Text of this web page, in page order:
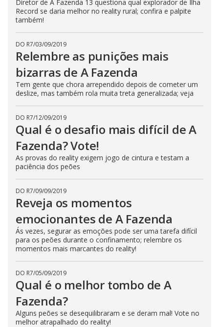
Diretor de A Fazenda 13 questiona qual explorador de Ilha
Record se daria melhor no reality rural; confira e palpite
também!
DO R7/03/09/2019
Relembre as punições mais
bizarras de A Fazenda
Tem gente que chora arrependido depois de cometer um
deslize, mas também rola muita treta generalizada; veja
DO R7/12/09/2019
Qual é o desafio mais difícil de A
Fazenda? Vote!
As provas do reality exigem jogo de cintura e testam a
paciência dos peões
DO R7/09/09/2019
Reveja os momentos
emocionantes de A Fazenda
Ás vezes, segurar as emoções pode ser uma tarefa difícil
para os peões durante o confinamento; relembre os
momentos mais marcantes do reality!
DO R7/05/09/2019
Qual é o melhor tombo de A
Fazenda?
Alguns peões se desequilibraram e se deram mal! Vote no
melhor atrapalhado do reality!